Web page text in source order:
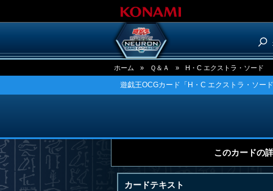
ホーム » Ｑ＆Ａ » H・C エクストラ・ソード
遊戯王OCGカード「H・C エクストラ・ソー
このカードの
カードテキスト